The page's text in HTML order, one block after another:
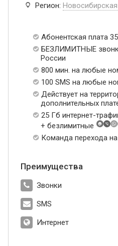
Регион:
Абонентская плата
БЕЗЛИМИТНЫЕ
России
800 мин. на любые
100 SMS на любые
Действует на
дополнительных
25 Гб интернет-
+ безлимитные
Команда перехода
Преимущества
Звонки
SMS
Интернет